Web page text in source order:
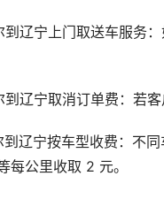
到辽宁上门取送车服务
辽宁取消订单费：若
辽宁按车型收费：不
每公里收取 2 元。